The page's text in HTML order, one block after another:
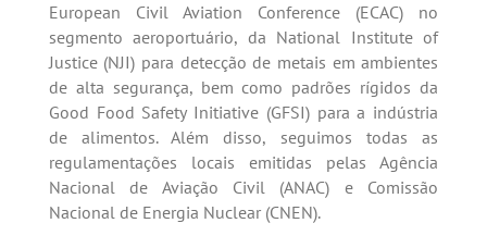
European Civil Aviation Conference (ECAC) no
segmento aeroportuário, da National Institute of
Justice (NJI) para detecção de metais em ambientes
de alta segurança, bem como padrões rígidos da
Good Food Safety Initiative (GFSI) para a indústria
de alimentos. Além disso, seguimos todas as
regulamentações locais emitidas pelas Agência
Nacional de Aviação Civil (ANAC) e Comissão
Nacional de Energia Nuclear (CNEN).